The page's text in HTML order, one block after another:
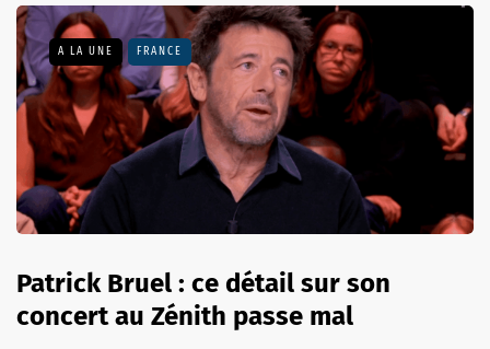
A LA UNE FRANCE
Patrick Bruel : ce détail sur son
concert au Zénith passe mal